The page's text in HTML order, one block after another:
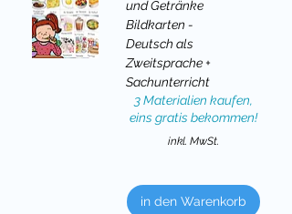
und Getränke
Bildkarten -
Deutsch als
Zweitsprache +
Sachunterricht
3 Materialien kaufen,
eins gratis bekommen!
inkl. MwSt.
in den Warenkorb